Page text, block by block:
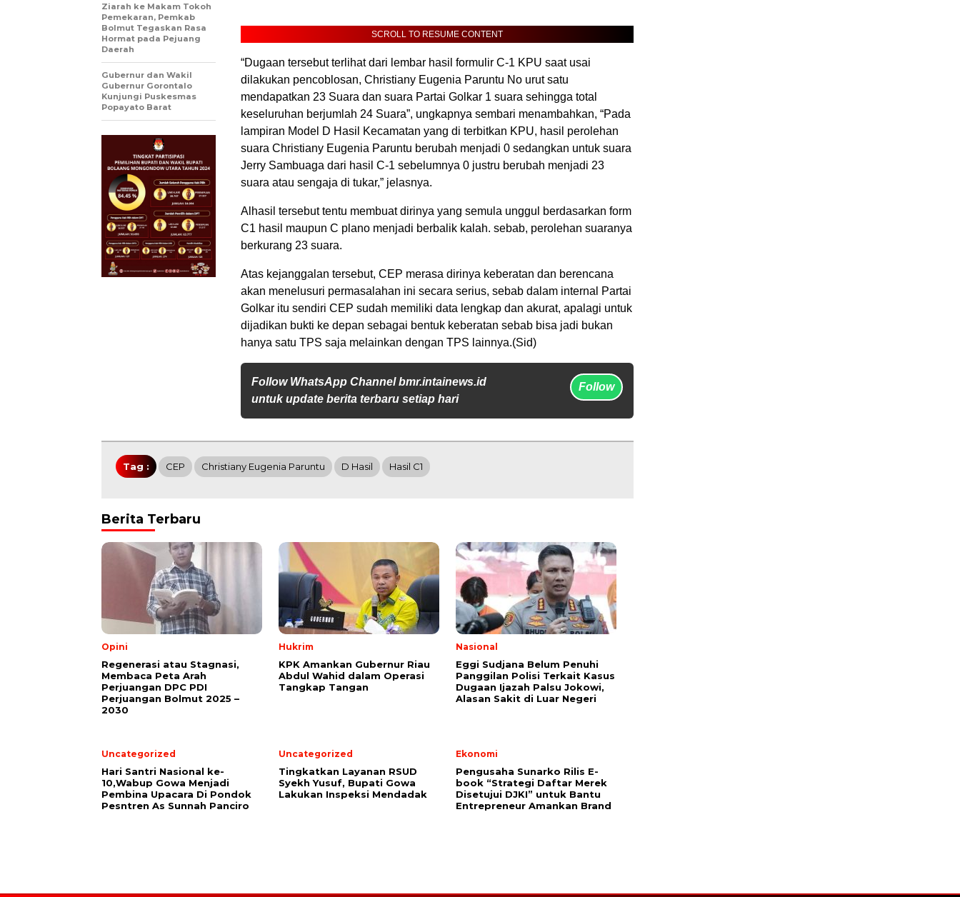
SCROLL TO RESUME CONTENT
“Dugaan tersebut terlihat dari lembar hasil formulir C-1 KPU saat usai
dilakukan pencoblosan, Christiany Eugenia Paruntu No urut satu
mendapatkan 23 Suara dan suara Partai Golkar 1 suara sehingga total
keseluruhan berjumlah 24 Suara”, ungkapnya sembari menambahkan, “Pada
lampiran Model D Hasil Kecamatan yang di terbitkan KPU, hasil perolehan
suara Christiany Eugenia Paruntu berubah menjadi 0 sedangkan untuk suara
Jerry Sambuaga dari hasil C-1 sebelumnya 0 justru berubah menjadi 23
suara atau sengaja di tukar,” jelasnya.
Alhasil tersebut tentu membuat dirinya yang semula unggul berdasarkan form
C1 hasil maupun C plano menjadi berbalik kalah. sebab, perolehan suaranya
berkurang 23 suara.
Atas kejanggalan tersebut, CEP merasa dirinya keberatan dan berencana
akan menelusuri permasalahan ini secara serius, sebab dalam internal Partai
Golkar itu sendiri CEP sudah memiliki data lengkap dan akurat, apalagi untuk
dijadikan bukti ke depan sebagai bentuk keberatan sebab bisa jadi bukan
hanya satu TPS saja melainkan dengan TPS lainnya.(Sid)
Follow WhatsApp Channel bmr.intainews.id
untuk update berita terbaru setiap hari
Follow
Ziarah ke Makam Tokoh
Pemekaran, Pemkab
Bolmut Tegaskan Rasa
Hormat pada Pejuang
Daerah
Gubernur dan Wakil
Gubernur Gorontalo
Kunjungi Puskesmas
Popayato Barat
Tag : CEP Christiany Eugenia Paruntu D Hasil Hasil C1
Berita Terbaru
Opini
Regenerasi atau Stagnasi,
Membaca Peta Arah
Perjuangan DPC PDI
Perjuangan Bolmut 2025 –
2030
Hukrim
KPK Amankan Gubernur Riau
Abdul Wahid dalam Operasi
Tangkap Tangan
Nasional
Eggi Sudjana Belum Penuhi
Panggilan Polisi Terkait Kasus
Dugaan Ijazah Palsu Jokowi,
Alasan Sakit di Luar Negeri
Uncategorized
Hari Santri Nasional ke-
10,Wabup Gowa Menjadi
Pembina Upacara Di Pondok
Pesntren As Sunnah Panciro
Uncategorized
Tingkatkan Layanan RSUD
Syekh Yusuf, Bupati Gowa
Lakukan Inspeksi Mendadak
Ekonomi
Pengusaha Sunarko Rilis E-
book “Strategi Daftar Merek
Disetujui DJKI” untuk Bantu
Entrepreneur Amankan Brand